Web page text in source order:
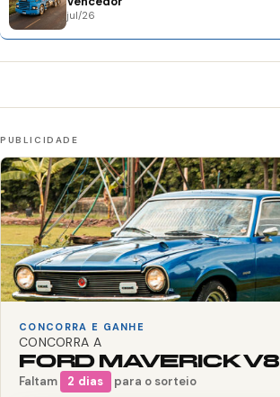
jul/26
CONCORRA E GANHE
CONCORRA A
FORD MAVERICK V8
Faltam 2 dias para o sorteio